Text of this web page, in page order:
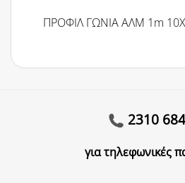
ΠΡΟΦΙΛ ΓΩΝΙΑ ΑΛΜ 1m
2310
για τηλεφωνικές